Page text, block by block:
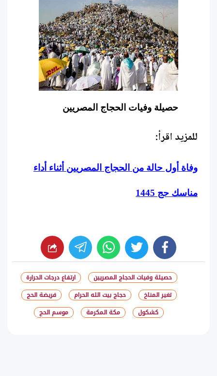
حصيلة وفيات الحجاج المصريين
للمزيد اقرأ:
وفاة أول حالة من الحجاج المصريين أثناء أداء
مناسك حج 1445
facebook
twitter
whats
شارك
حصيلة وفيات الحجاج المصريين
ارتفاع درجات الحرارة
تغير المناخ
حجاج بيت الله الحرام
فريضة الحج
كشكول
مكة المكرمة موسم الحج